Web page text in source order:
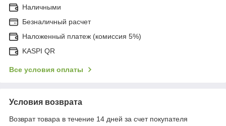
Наличными
Безналичный расчет
Наложенный платеж (комиссия 5%)
KASPI QR
Все условия оплаты
Условия возврата
Возврат товара в течение 14 дней за счет покупателя